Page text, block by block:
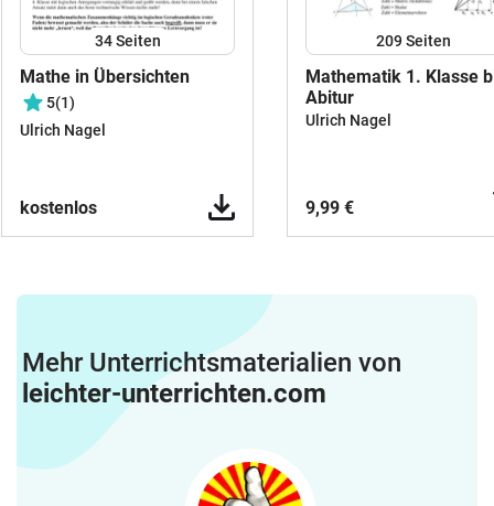
34Seiten
Mathe in Übersichten
5(1)
Ulrich Nagel
kostenlos
209Seiten
Mathematik 1. Klasse
Abitur
Ulrich Nagel
9,99 €
Mehr Unterrichtsmaterialien von
leichter-unterrichten.com